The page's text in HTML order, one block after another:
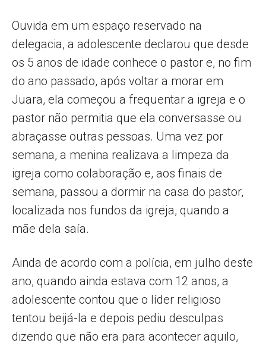
Ouvida em um espaço reservado na
delegacia, a adolescente declarou que desde
os 5 anos de idade conhece o pastor e, no fim
do ano passado, após voltar a morar em
Juara, ela começou a frequentar a igreja e o
pastor não permitia que ela conversasse ou
abraçasse outras pessoas. Uma vez por
semana, a menina realizava a limpeza da
igreja como colaboração e, aos finais de
semana, passou a dormir na casa do pastor,
localizada nos fundos da igreja, quando a
mãe dela saía.
Ainda de acordo com a polícia, em julho deste
ano, quando ainda estava com 12 anos, a
adolescente contou que o líder religioso
tentou beijá-la e depois pediu desculpas
dizendo que não era para acontecer aquilo,